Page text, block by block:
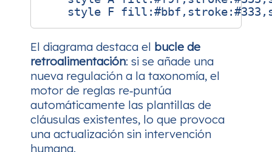
El diagrama destaca el bucle de
retroalimentación: si se añade una
nueva regulación a la taxonomía, el
motor de reglas re‑puntúa
automáticamente las plantillas de
cláusulas existentes, lo que provoca
una actualización sin intervención
humana.